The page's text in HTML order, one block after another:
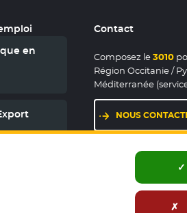
en
Contact
Composez le3010
Région Occitanie /
Méditerranée
NOUS
LES MAISONS